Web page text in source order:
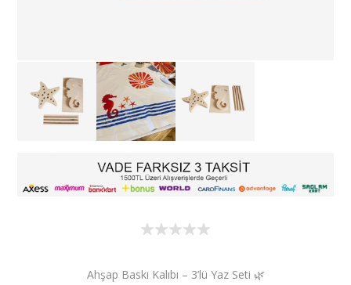
Ahşap Baskı Kalıbı – 3’lü Yaz Seti 🌿